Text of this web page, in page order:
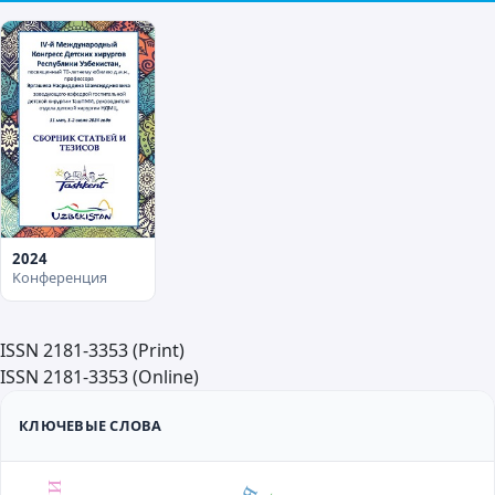
2024
Kонференция
ISSN 2181-3353 (Print)
ISSN 2181-3353 (Online)
КЛЮЧЕВЫЕ СЛОВА